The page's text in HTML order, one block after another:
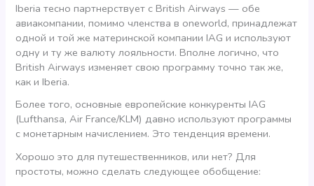
Iberia тесно партнерствует с British Airways — обе
авиакомпании, помимо членства в oneworld, принадлежат
одной и той же материнской компании IAG и используют
одну и ту же валюту лояльности. Вполне логично, что
British Airways изменяет свою программу точно так же,
как и Iberia.
Более того, основные европейские конкуренты IAG
(Lufthansa, Air France/KLM) давно используют программы
с монетарным начислением. Это тенденция времени.
Хорошо это для путешественников, или нет? Для
простоты, можно сделать следующее обобщение: